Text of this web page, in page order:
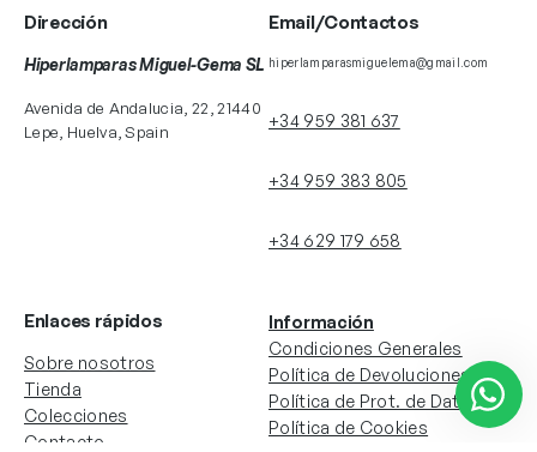
Dirección
Hiperlamparas Miguel-Gema SL
Avenida de Andalucia, 22, 21440
Lepe, Huelva, Spain
Email/Contactos
hiperlamparasmiguelema@gmail.com
+34 959 381 637
+34 959 383 805
+34 629 179 658
Enlaces rápidos
Sobre nosotros
Tienda
Colecciones
Contacto
Información
Condiciones Generales
Política de Devoluciones
Política de Prot. de Datos
Política de Cookies